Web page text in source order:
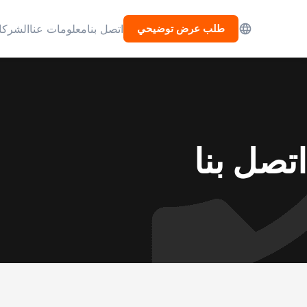
معلومات عنااتصل بنا طلب عرض توضيحي
اتصل بنا